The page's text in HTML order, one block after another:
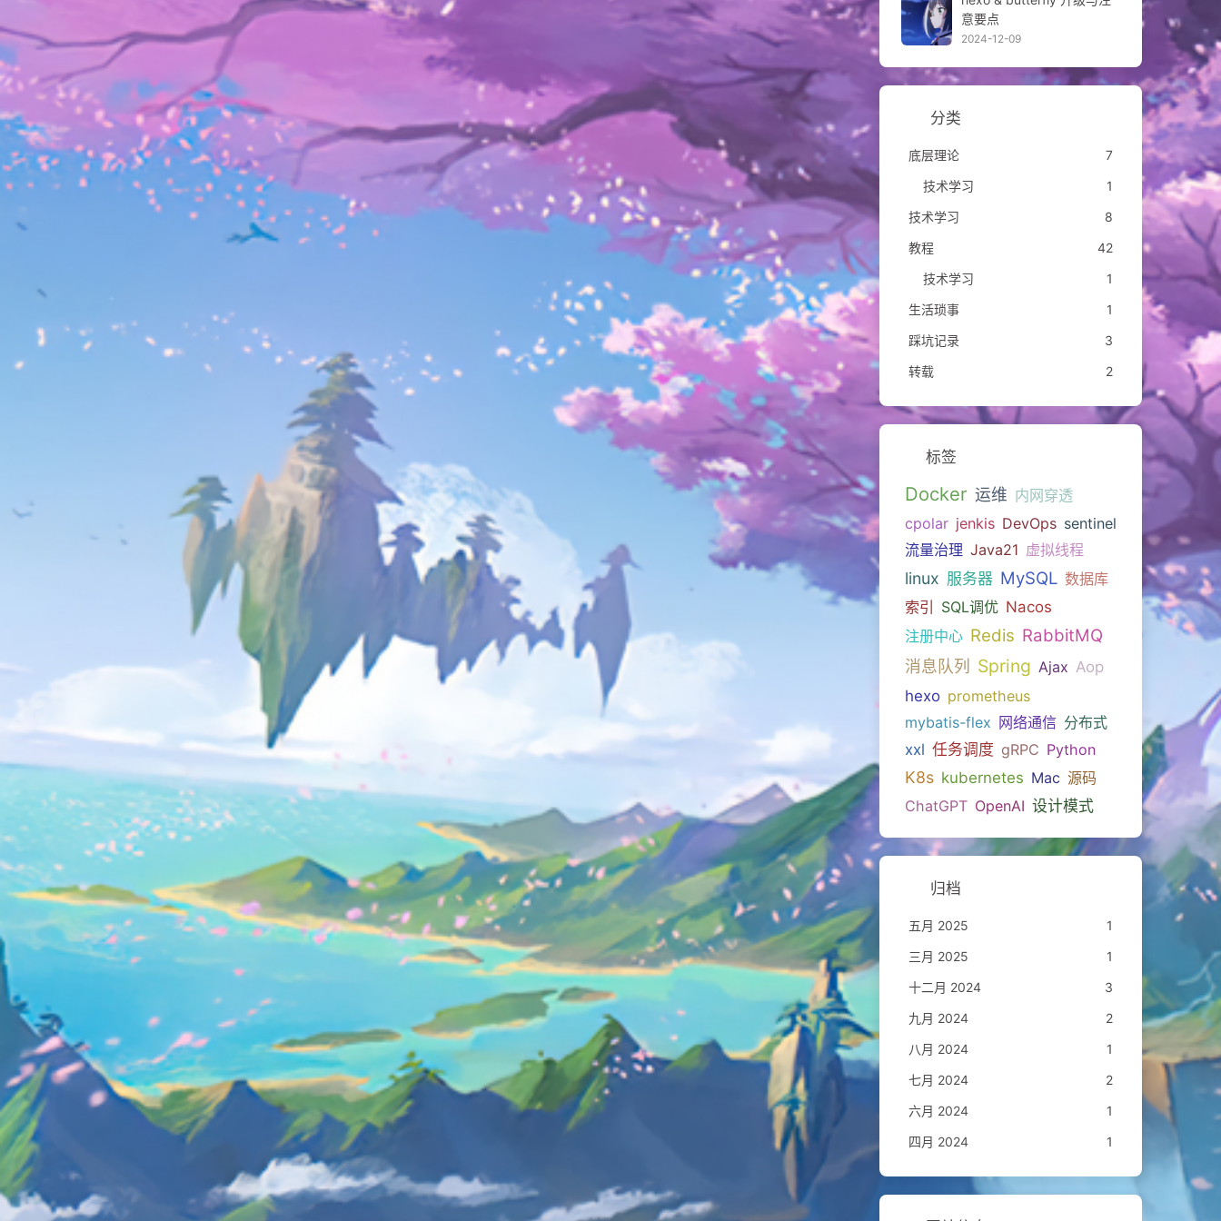
意要点
2024-12-09
分类
底层理论
7
技术学习
1
技术学习
8
教程
42
技术学习
1
生活琐事
1
踩坑记录
3
转载
2
标签
Docker 运维 内网穿透
cpolar jenkis DevOps sentinel
流量治理 Java21 虚拟线程
linux 服务器 MySQL 数据库
索引
SQL调优 Nacos
注册中心 Redis RabbitMQ
消息队列 Spring Ajax Aop
hexo prometheus
mybatis-flex 网络通信 分布式
xxl 任务调度 gRPC Python
K8s kubernetes Mac 源码
ChatGPT OpenAI 设计模式
归档
五月 2025
1
三月 2025
1
十二月 2024
3
九月 2024
2
八月 2024
1
七月 2024
2
六月 2024
1
四月 2024
1